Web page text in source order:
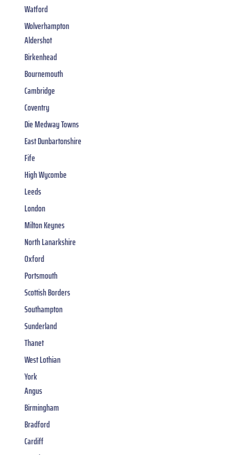
Watford
Wolverhampton
Aldershot
Birkenhead
Bournemouth
Cambridge
Coventry
Die Medway Towns
East Dunbartonshire
Fife
High Wycombe
Leeds
London
Milton Keynes
North Lanarkshire
Oxford
Portsmouth
Scottish Borders
Southampton
Sunderland
Thanet
West Lothian
York
Angus
Birmingham
Bradford
Cardiff